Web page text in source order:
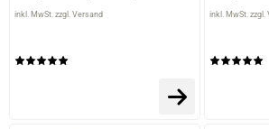
verifizierter Onlinekauf.
inkl. MwSt. zzgl. Versand inkl. MwSt. zzgl.